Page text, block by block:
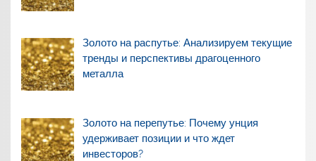
Золото на распутье: Анализируем текущие
тренды и перспективы драгоценного
металла
Золото на перепутье: Почему унция
удерживает позиции и что ждет
инвесторов?